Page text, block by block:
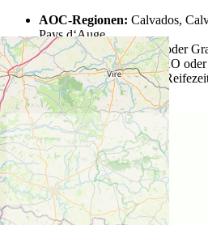
AOC-Regionen: Calvados,
Pays d‘Auge
Ausbauformen:VSOP oder
mindestens fünfjährige, XO
mindestens sechsjährige
Lage der Distillerie